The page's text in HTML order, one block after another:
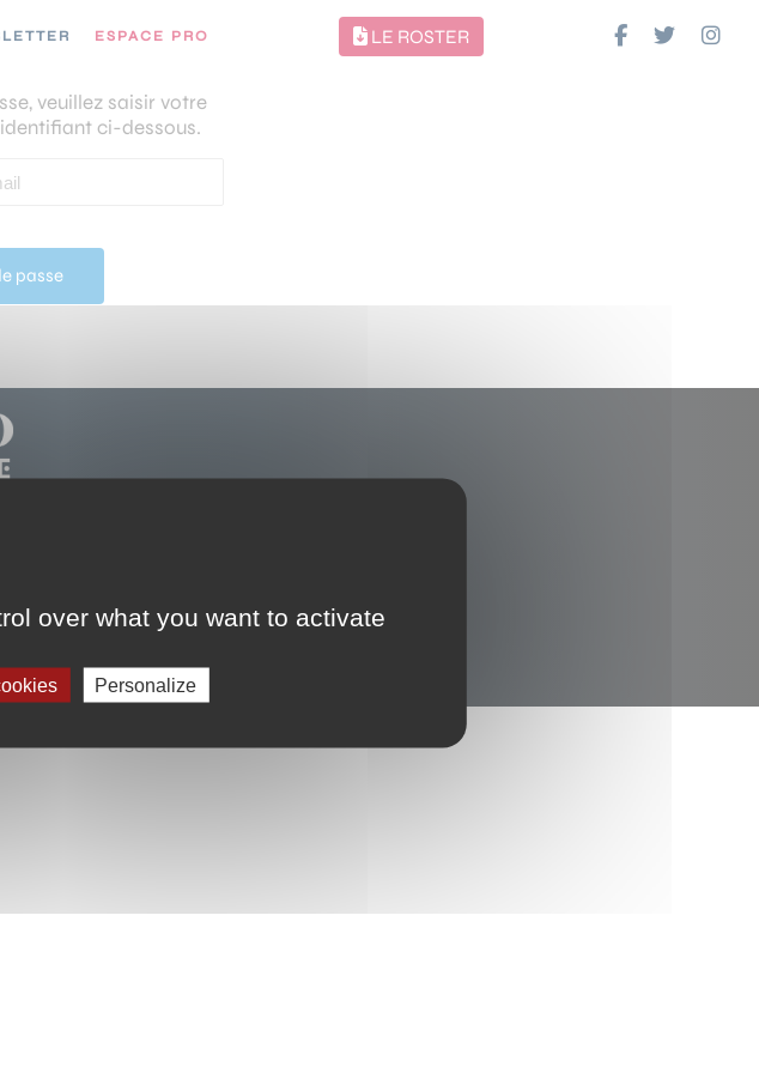
ESPACE PRO LE ROSTER
veuillez saisir votre
ci-dessous.
over what you want to activate
Personalize